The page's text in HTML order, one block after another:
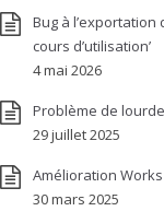
Bug à l’exportation
cours d’utilisation’
4 mai 2026
Problème de
29 juillet 2025
Amélioration
30 mars 2025